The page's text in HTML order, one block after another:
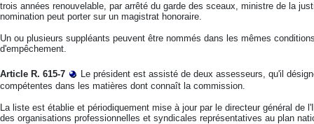
trois années renouvelable, par arrêté du garde des sceaux, ministre de la
nomination peut porter sur un magistrat honoraire.
Un ou plusieurs suppléants peuvent être nommés dans les mêmes
d'empêchement.
Article R. 615-7
Le président est assisté de deux assesseurs, qu'il
compétentes dans les matières dont connaît la commission.
La liste est établie et périodiquement mise à jour par le directeur général de
des organisations professionnelles et syndicales représentatives au plan